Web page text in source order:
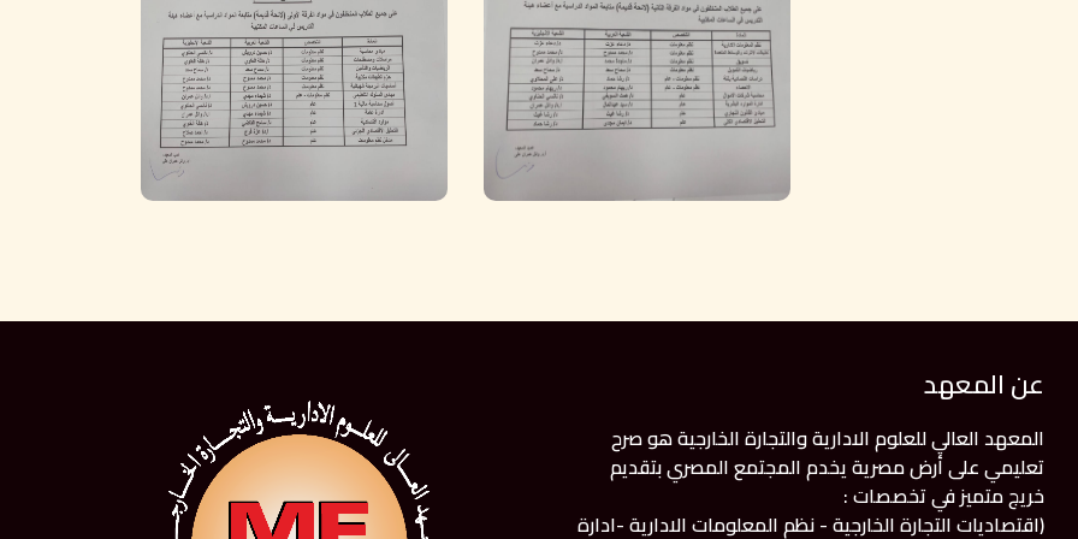
عن المعهد
المعهد العالي للعلوم الادارية والتجارة الخارجية هو صرح
تعليمي على أرض مصرية يخدم المجتمع المصري بتقديم
خريج متميز في تخصصات :
(اقتصاديات التجارة الخارجية - نظم المعلومات الادارية -ادارة